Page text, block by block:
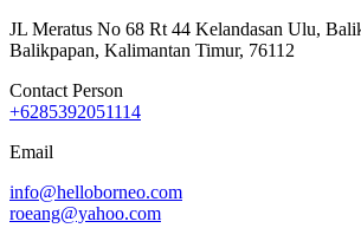
JL Meratus No 68 Rt 44 Kelandasan Ulu,
Balikpapan, Kalimantan Timur, 76112
Contact Person
+6285392051114
Email
info@helloborneo.com
roeang@yahoo.com